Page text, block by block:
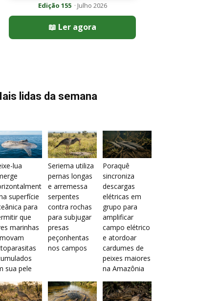
Edição 155· Julho 2026
📖 Ler agora
lidas da semana
lua
superfície
para
que
marinhas
sua pele
Seriema utiliza
pernas longas
e arremessa
serpentes
contra rochas
para subjugar
presas
peçonhentas
nos campos
Poraquê
sincroniza
descargas
elétricas em
grupo para
amplificar
campo elétrico
e atordoar
cardumes de
peixes maiores
na Amazônia